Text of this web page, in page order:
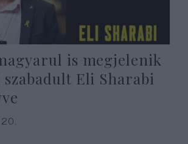
is megjelenik
szabadult Eli Sharabi